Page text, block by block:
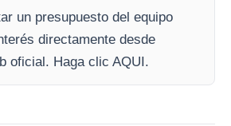
un presupuesto del equipo
directamente desde
oficial. Haga clic AQUI.